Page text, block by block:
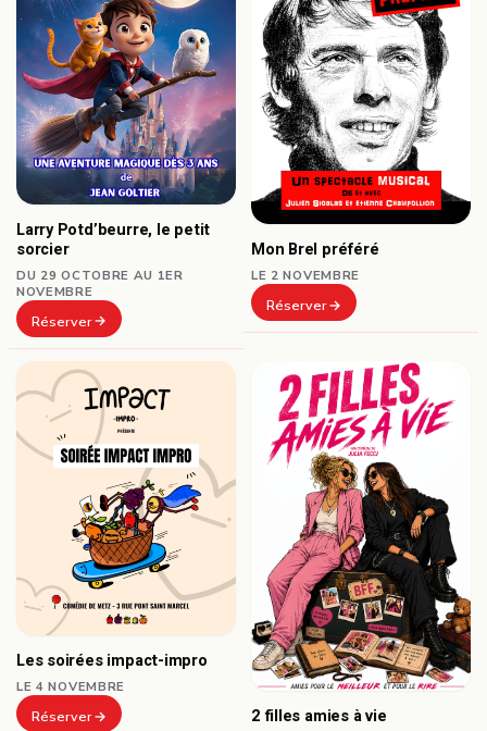
Larry Potd’beurre, le petit
sorcier
DU 29 OCTOBRE AU 1ER
NOVEMBRE
Réserver
Mon Brel préféré
LE 2 NOVEMBRE
Réserver
Les soirées impact-impro
LE 4 NOVEMBRE
Réserver 2 filles amies à vie